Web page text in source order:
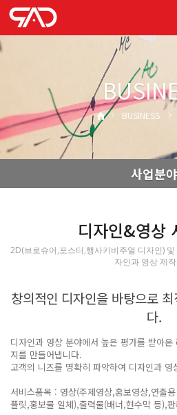
BUSINESS
사업분야
디자인&영상
2D(브로슈어,포스터,행사키비주얼 디자인)
자인과 영상 제
창의적인 디자인을 바탕으로
다.
디자인과 영상 분야에서 높은 평가를 받아
지를 만들어냅니다.
고객의 니즈를 명확히 파악하여 디자인과
서비스품목 : 영상(주제영상,홍보영상,연출
플릿,홍보물 일체),출력물(배너,현수막 등),